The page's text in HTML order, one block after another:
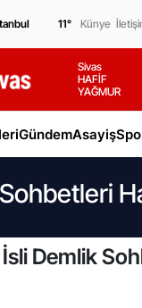
11° Künye
Sivas
HAFİF
YAĞMUR
GündemAsayiş
Demlik